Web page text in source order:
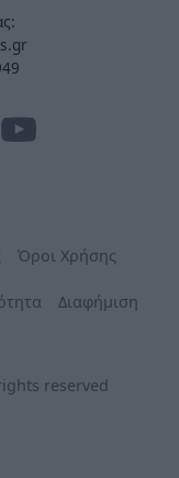
Όροι Χρήσης
Διαφήμιση
reserved